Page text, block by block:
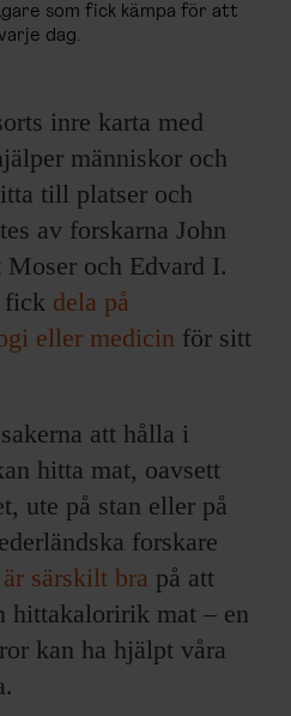
som fick kämpa för att
dag.
inre karta med
människor och
till platser och
av forskarna John
och Edvard I.
fick dela på
eller medicin för sitt
att hålla i
hitta mat, oavsett
ute på stan eller på
forskare
är särskilt bra på att
hittakaloririk mat – en
kan ha hjälpt våra